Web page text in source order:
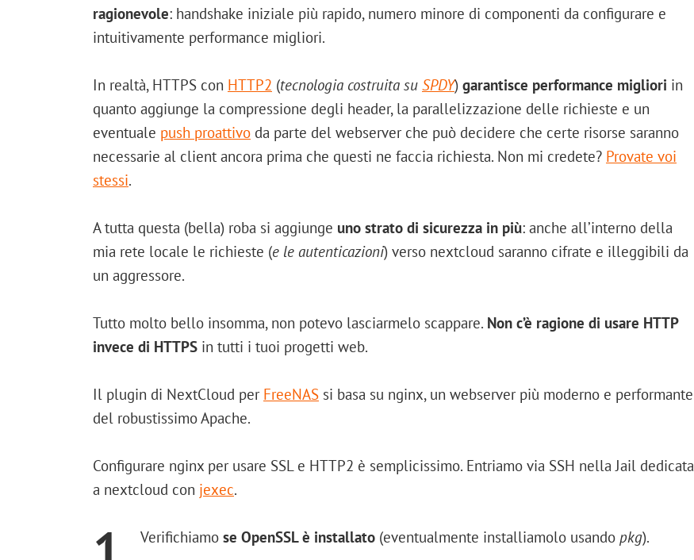
ragionevole: handshake iniziale più rapido, numero minore di componenti da configurare e
intuitivamente performance migliori.
In realtà, HTTPS con HTTP2 (tecnologia costruita su SPDY) garantisce performance migliori in
quanto aggiunge la compressione degli header, la parallelizzazione delle richieste e un
eventuale push proattivo da parte del webserver che può decidere che certe risorse saranno
necessarie al client ancora prima che questi ne faccia richiesta. Non mi credete? Provate voi
stessi.
A tutta questa (bella) roba si aggiunge uno strato di sicurezza in più: anche all’interno della
mia rete locale le richieste (e le autenticazioni) verso nextcloud saranno cifrate e illeggibili da
un aggressore.
Tutto molto bello insomma, non potevo lasciarmelo scappare. Non c’è ragione di usare HTTP
invece di HTTPS in tutti i tuoi progetti web.
Il plugin di NextCloud per FreeNAS si basa su nginx, un webserver più moderno e performante
del robustissimo Apache.
Configurare nginx per usare SSL e HTTP2 è semplicissimo. Entriamo via SSH nella Jail dedicata
a nextcloud con jexec.
Verifichiamo se OpenSSL è installato(eventualmente installiamolo usando pkg).